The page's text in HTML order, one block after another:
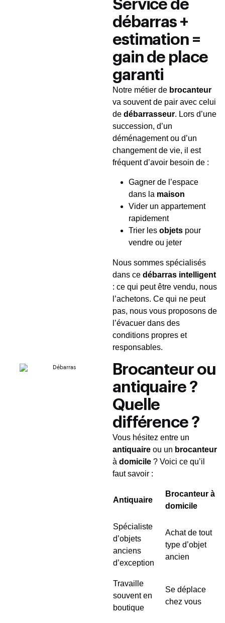
Service de
débarras +
estimation =
gain de place
garanti
Notre métier de brocanteur
va souvent de pair avec celui
de débarrasseur. Lors d’une
succession, d’un
déménagement ou d’un
changement de vie, il est
fréquent d’avoir besoin de :
Gagner de l’espace
dans la maison
Vider un appartement
rapidement
Trier les objets pour
vendre ou jeter
Nous sommes spécialisés
dans ce débarras intelligent
: ce qui peut être vendu, nous
l’achetons. Ce qui ne peut
pas, nous vous proposons de
l’évacuer dans des
conditions propres et
responsables.
Brocanteur ou
antiquaire ?
Quelle
différence ?
Vous hésitez entre un
antiquaire ou un brocanteur
à domicile ? Voici ce qu’il
faut savoir :
Antiquaire
Brocanteur à
domicile
Spécialiste
d’objets
anciens
d’exception
Achat de tout
type d’objet
ancien
Travaille
souvent en
boutique
Se déplace
chez vous